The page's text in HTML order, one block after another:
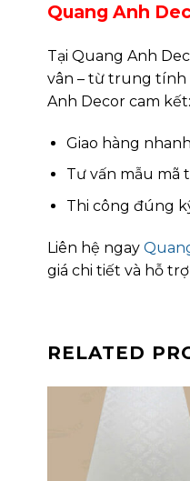
Quang Anh
Tại Quang Anh
vân – từ trung tính
Anh Decor cam kết:
Giao hàng
Tư vấn mẫu mã
Thi công đúng
Liên hệ ngay
giá chi tiết và hỗ
RELATED